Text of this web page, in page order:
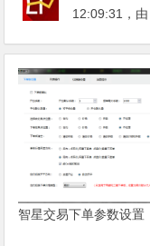
12:09:31 ，
智星交易下单参数设置